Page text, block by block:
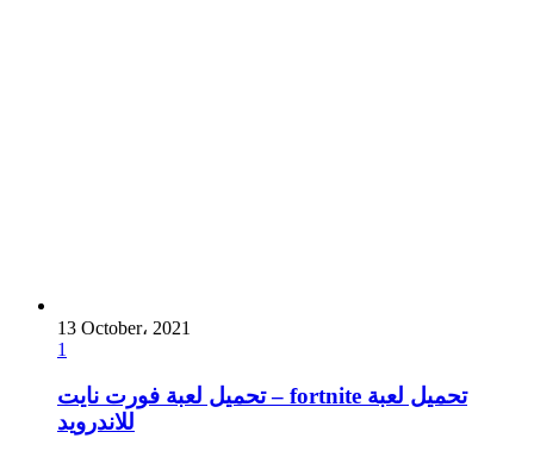
13 October، 2021
1
تحميل لعبة فورت نايت – fortnite تحميل لعبة
للاندرويد